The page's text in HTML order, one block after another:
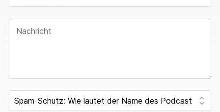
jedes Mal, wenn du da normales Wasser willst,
diese Kartusche wechseln.
Das steht dir immer vor, du denkst da nicht dran
und hast dann irgendwie so einen Gülle-
Geschmack,
NACHRICHT
SPAM CAPTCHA